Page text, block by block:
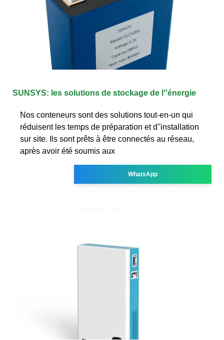
SUNSYS: les solutions de stockage de l''énergie
Nos conteneurs sont des solutions tout-en-un qui
réduisent les temps de préparation et d''installation
sur site. Ils sont prêts à être connectés au réseau,
après avoir été soumis aux
WhatsApp